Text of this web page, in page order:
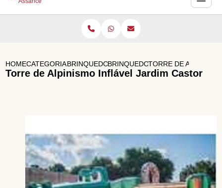
HOMECATEGORIASBRINQUEDOS INFLAVEIS
BRINQUEDO INFLAVEL
TORRE DE
Torre de Alpinismo Inflável Jardim Castor